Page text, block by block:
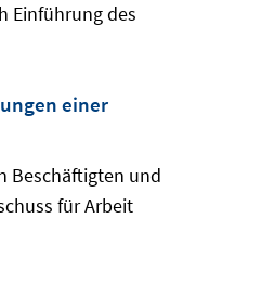
Einführung des
einer
Beschäftigten und
für Arbeit